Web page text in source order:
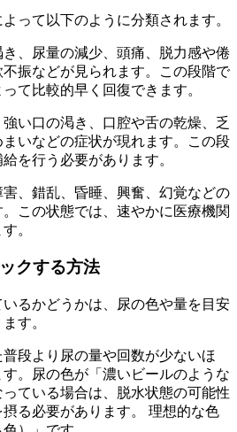
って以下のように分類されます。
、尿量の減少、頭痛、脱力感や倦
振などが見られます。この段階で
て比較的早く回復できます。
い口の渇き、口腔や舌の乾燥、乏
いなどの症状が現れます。この段
を行う必要があります。
、錯乱、昏睡、興奮、幻覚などの
この状態では、速やかに医療機関
。
クする方法
るかどうかは、尿の色や量を目安
す。
段より尿の量や回数が少ないほ
。尿の色が「濃いビールのような
ている場合は、脱水状態の可能性
る必要があります。 理想的な色